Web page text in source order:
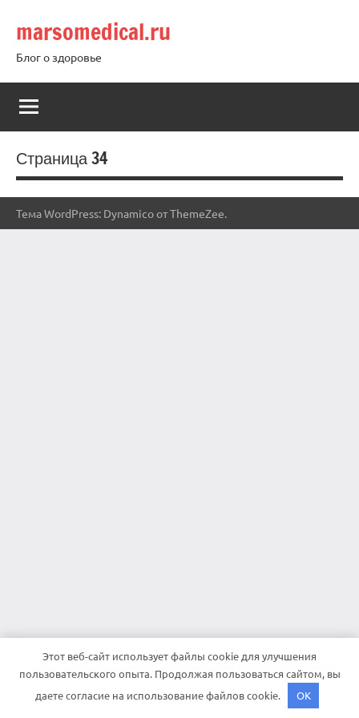
содержимому
marsomedical.ru
Блог о здоровье
Страница 34
Тема WordPress: Dynamico от ThemeZee.
Этот веб-сайт использует файлы cookie для улучшения
пользовательского опыта. Продолжая пользоваться сайтом, вы
даете согласие на использование файлов cookie.
OK